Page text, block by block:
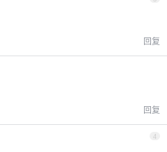
回复
回复
4